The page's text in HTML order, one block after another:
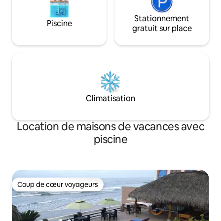
Piscine
Stationnement
gratuit sur place
Climatisation
Location de maisons de vacances avec
piscine
Coup de cœur voyageurs
Coup de cœur voyageurs